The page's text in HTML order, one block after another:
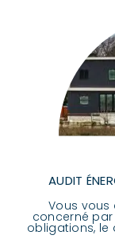
AUDIT
Vous
concerné
obligations, le